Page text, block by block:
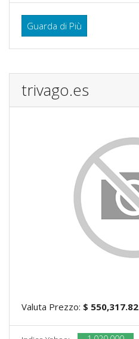
Guarda di Più
trivago.es
Valuta Prezzo: $ 550,317.82